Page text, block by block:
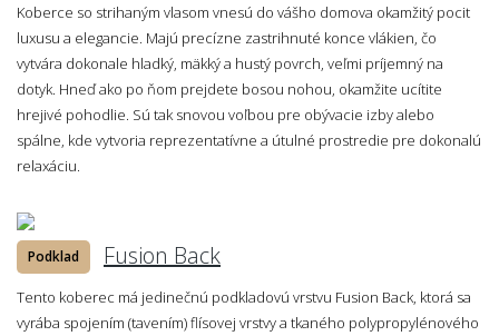
Koberce so strihaným vlasom vnesú do vášho domova okamžitý pocit
luxusu a elegancie. Majú precízne zastrihnuté konce vlákien, čo
vytvára dokonale hladký, mäkký a hustý povrch, veľmi príjemný na
dotyk. Hneď ako po ňom prejdete bosou nohou, okamžite ucítite
hrejivé pohodlie. Sú tak snovou voľbou pre obývacie izby alebo
spálne, kde vytvoria reprezentatívne a útulné prostredie pre dokonalú
relaxáciu.
Podklad Fusion Back
Tento koberec má jedinečnú podkladovú vrstvu Fusion Back, ktorá sa
vyrába spojením (tavením) flísovej vrstvy a tkaného polypropylénového